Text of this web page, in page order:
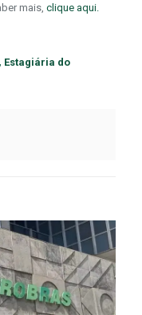
mais, clique aqui.
Estagiária do